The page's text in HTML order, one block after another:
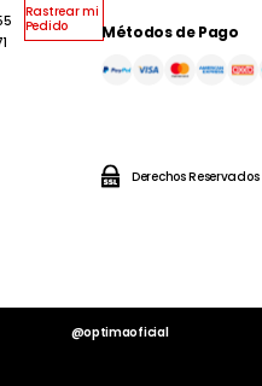
Rastrear mi
Pedido
Métodos de Pago
Derechos
@optimaoficial